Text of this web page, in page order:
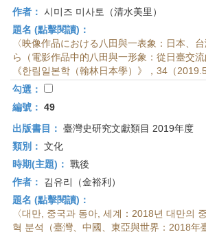
作者： 시미즈 미사토（清水美里）
題名 (點擊閱讀)：
〈映像作品における八田與一表象：日本、
ら（電影作品中的八田與一形象：從日臺交流
《한림일본학（翰林日本學）》，34（
勾選：
編號： 49
出版書目： 臺灣史研究文獻類目 2019年度
類別： 文化
時期(主題)： 戰後
作者：
김유리（金裕利）
題名 (點擊閱讀)：
〈대만, 중국과 동아, 세계：2018년 대만의
혁 분석（臺灣、中國、東亞與世界：2018年